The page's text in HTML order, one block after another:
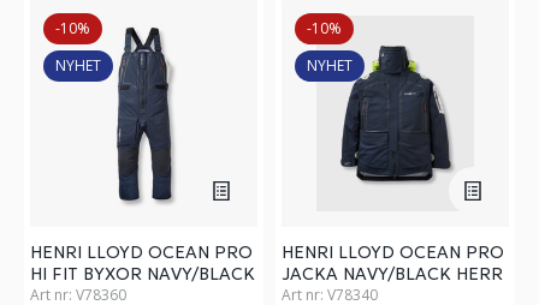
-10%
NYHET
HENRI LLOYD OCEAN PRO
HI FIT BYXOR NAVY/BLACK
HERR
Art nr: V78360
-10%
NYHET
HENRI LLOYD OCEAN PRO
JACKA NAVY/BLACK HERR
Art nr: V78340